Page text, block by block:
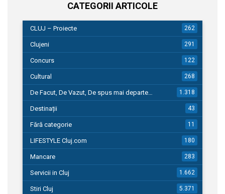
CATEGORII ARTICOLE
CLUJ – Proiecte 262
Clujeni 291
Concurs 122
Cultural 268
De Facut, De Vazut, De spus mai departe… 1.318
Destinații 43
Fără categorie 11
LIFESTYLE Cluj.com 180
Mancare 283
Servicii in Cluj 1.662
Stiri Cluj 5.371